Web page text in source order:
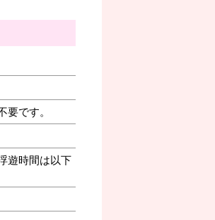
です。
遊時間は以下